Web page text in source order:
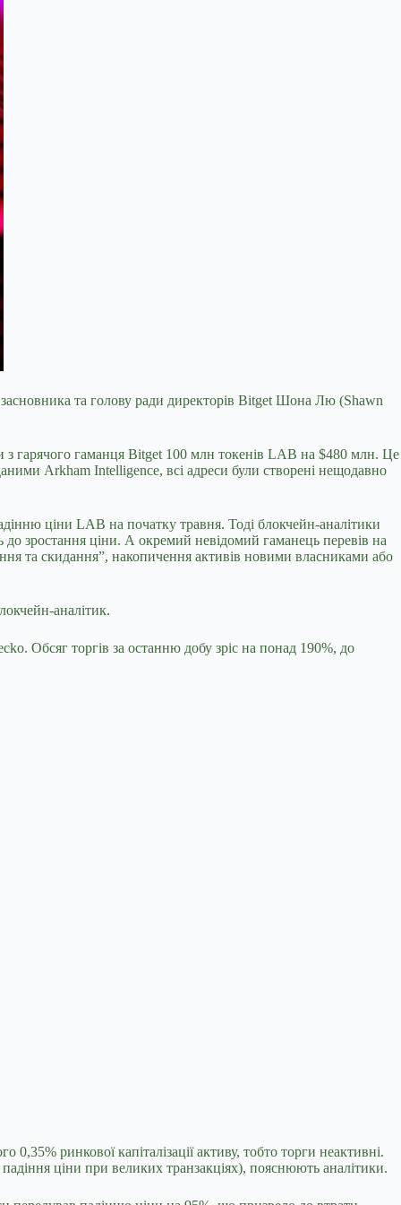
та голову ради директорів Bitget Шона Лю (Shawn
з гарячого гаманця Bitget 100 млн токенів LAB на $480 млн. Це
Arkham Intelligence, всі адреси були створені нещодавно
ціни LAB на початку травня. Тоді блокчейн-аналітики
зростання ціни. А окремий невідомий гаманець перевів на
та скидання”, накопичення активів новими власниками або
аналітик.
Обсяг торгів за останню добу зріс на понад 190%, до
0,35% ринкової капіталізації активу, тобто торги неактивні.
ціни при великих транзакціях), пояснюють аналітики.